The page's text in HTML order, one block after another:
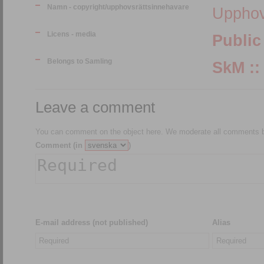
Namn - copyright/upphovsrättsinnehavare
Licens - media
Belongs to Samling
Leave a comment
You can comment on the object here. We moderate all comments
Comment (in
)
E-mail address (not published) Alias